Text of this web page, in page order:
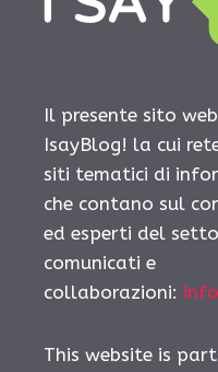
Il presente sito
IsayBlog! la cui
siti tematici di
che contano sul
ed esperti del
comunicati e
collaborazioni:
This website is